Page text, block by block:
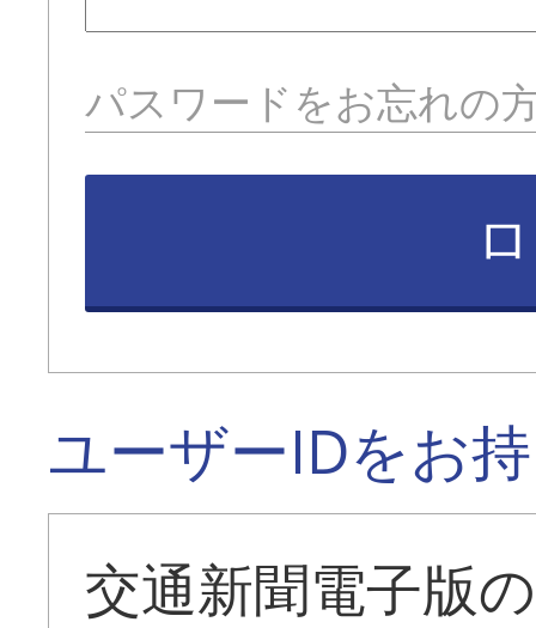
パスワードをお忘れの
ユーザーIDをお
交通新聞電子版